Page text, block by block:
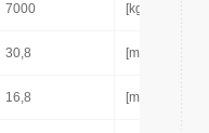
7000 [kg]
30,8 [m 3]
16,8 [m 2]